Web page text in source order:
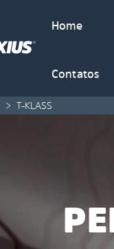
Home
Contatos
> T-KLASS